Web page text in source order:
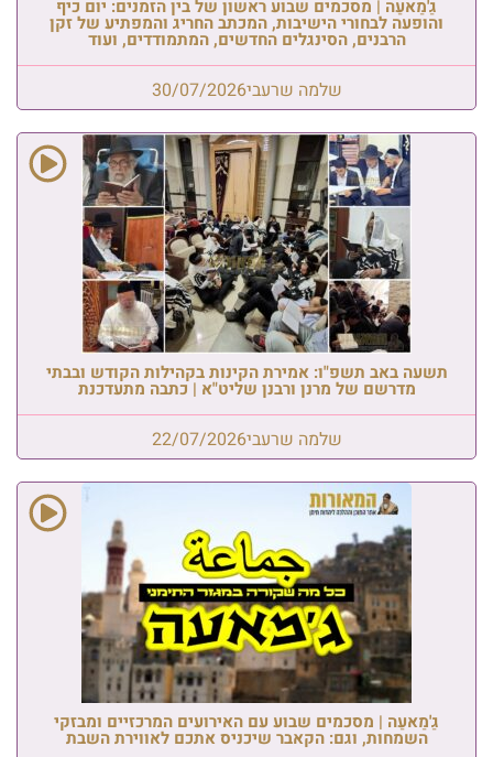
גַ'מַאעַה | מסכמים שבוע ראשון של בין הזמנים: יום כיף
והופעה לבחורי הישיבות, המכתב החריג והמפתיע של זקן
הרבנים, הסינגלים החדשים, המתמודדים, ועוד
שלמה שרעבי30/07/2026
תשעה באב תשפ"ו: אמירת הקינות בקהילות הקודש ובבתי
מדרשם של מרנן ורבנן שליט"א | כתבה מתעדכנת
שלמה שרעבי22/07/2026
גַ'מַאעַה | מסכמים שבוע עם האירועים המרכזיים ומבזקי
השמחות, וגם: הקאבר שיכניס אתכם לאווירת השבת